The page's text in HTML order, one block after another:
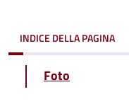
INDICE DELLA PAGINA
Foto